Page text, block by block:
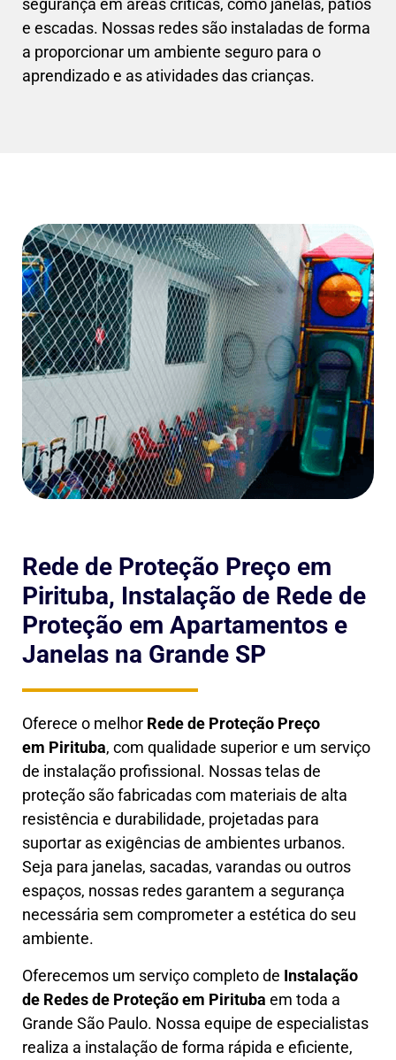
segurança em áreas críticas, como janelas, pátios
e escadas. Nossas redes são instaladas de forma
a proporcionar um ambiente seguro para o
aprendizado e as atividades das crianças.
Rede de Proteção Preço em
Pirituba, Instalação de Rede de
Proteção em Apartamentos e
Janelas na Grande SP
Oferece o melhor Rede de Proteção Preço
em Pirituba, com qualidade superior e um serviço
de instalação profissional. Nossas telas de
proteção são fabricadas com materiais de alta
resistência e durabilidade, projetadas para
suportar as exigências de ambientes urbanos.
Seja para janelas, sacadas, varandas ou outros
espaços, nossas redes garantem a segurança
necessária sem comprometer a estética do seu
ambiente.
Oferecemos um serviço completo de Instalação
de Redes de Proteção em Pirituba em toda a
Grande São Paulo. Nossa equipe de especialistas
realiza a instalação de forma rápida e eficiente,